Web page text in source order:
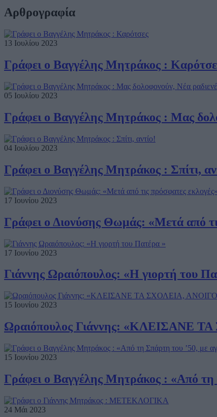
Αρθρογραφία
13 Ιουλίου 2023
Γράφει ο Βαγγέλης Μητράκος :
05 Ιουλίου 2023
Γράφει ο Βαγγέλης Μητράκος : Μας
04 Ιουλίου 2023
Γράφει ο Βαγγέλης Μητράκος : Σπίτι,
17 Ιουνίου 2023
Γράφει ο Διονύσης Θωμάς: «Μετά από
17 Ιουνίου 2023
Γιάννης Ωραιόπουλος: «Η γιορτή του
15 Ιουνίου 2023
Ωραιόπουλος Γιάννης: «ΚΛΕΙΣΑΝΕ
15 Ιουνίου 2023
Γράφει ο Βαγγέλης Μητράκος : «Από τη
24 Μάι 2023